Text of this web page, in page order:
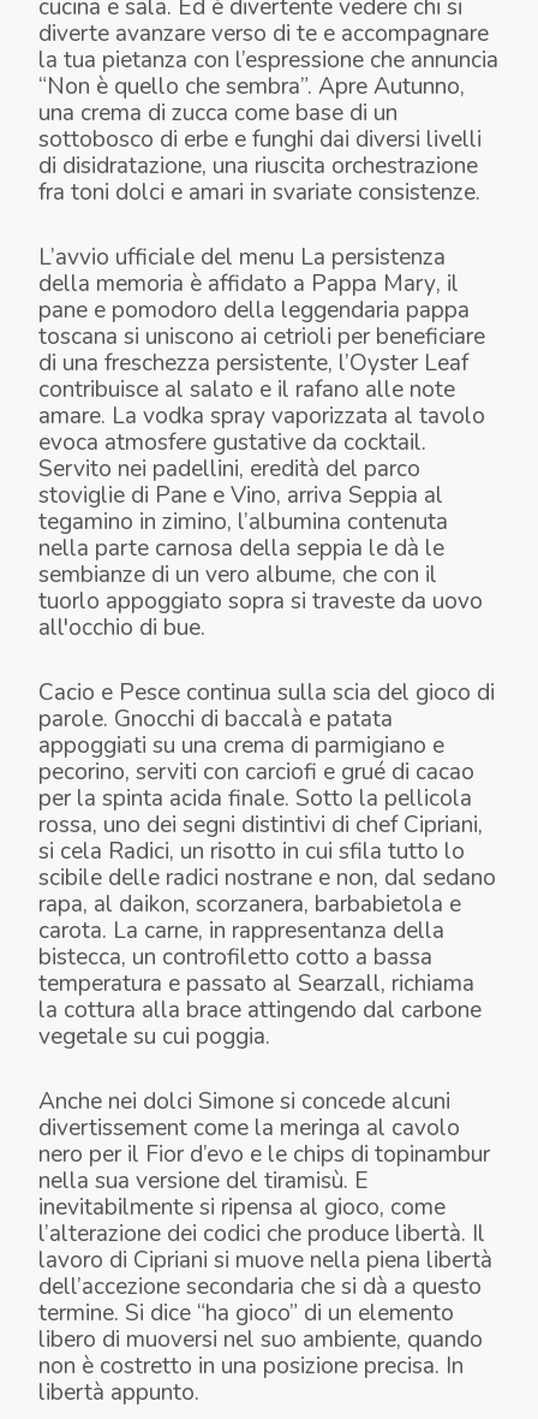
cucina e sala. Ed è divertente vedere chi si
diverte avanzare verso di te e accompagnare
la tua pietanza con l’espressione che annuncia
“Non è quello che sembra”. ApreAutunno,
una crema di zucca come base di un
sottobosco di erbe e funghi dai diversi livelli
di disidratazione, una riuscita orchestrazione
fra toni dolci e amari in svariate consistenze.
L’avvio ufficiale del menu La persistenza
della memoria è affidato a Pappa Mary, il
pane e pomodoro della leggendaria pappa
toscana si uniscono ai cetrioli per beneficiare
di una freschezza persistente, l’Oyster Leaf
contribuisce al salato e il rafano alle note
amare. La vodka spray vaporizzata al tavolo
evoca atmosfere gustative da cocktail.
Servito nei padellini, eredità del parco
stoviglie di Pane e Vino, arriva Seppia al
tegamino in zimino, l’albumina contenuta
nella parte carnosa della seppia le dà le
sembianze di un vero albume, che con il
tuorlo appoggiato sopra si traveste da uovo
all'occhio di bue.
Cacio e Pesce continua sulla scia del gioco di
parole. Gnocchi di baccalà e patata
appoggiati su una crema di parmigiano e
pecorino, serviti con carciofi e grué di cacao
per la spinta acida finale. Sotto la pellicola
rossa, uno dei segni distintivi di chef Cipriani,
si cela Radici, un risotto in cui sfila tutto lo
scibile delle radici nostrane e non, dal sedano
rapa, al daikon, scorzanera, barbabietola e
carota. La carne, in rappresentanza della
bistecca, un controfiletto cotto a bassa
temperatura e passato al Searzall, richiama
la cottura alla brace attingendo dal carbone
vegetale su cui poggia.
CACIO E PESCE
Anche nei dolci Simone si concede alcuni
divertissement come la meringa al cavolo
nero per il Fior d’evo e le chips di topinambur
nella sua versione del tiramisù. E
inevitabilmente si ripensa al gioco, come
l’alterazione dei codici che produce libertà. Il
lavoro di Cipriani si muove nella piena libertà
dell’accezione secondaria che si dà a questo
termine. Si dice “ha gioco” di un elemento
libero di muoversi nel suo ambiente, quando
non è costretto in una posizione precisa. In
libertà appunto.
TOPINAMBUR TIRAMISÙ